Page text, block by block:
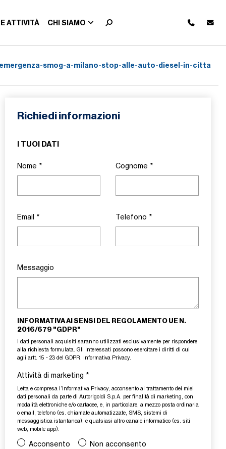
ATTIVITÀ CHI SIAMO
emergenza-smog-a-milano-stop-alle-auto-diesel-in-citta
Richiedi informazioni
I TUOI DATI
Nome * Cognome *
Email * Telefono *
Messaggio
INFORMATIVA AI SENSI DEL REGOLAMENTO UE N.
2016/679 "GDPR"
I dati personali acquisiti saranno utilizzati esclusivamente per rispondere
alla richiesta formulata. Gli Interessati possono esercitare i diritti di cui
agli artt. 15 - 23 del GDPR.
Informativa Privacy.
Attività di marketing *
Letta e compresa l’ Informativa Privacy, acconsento al trattamento dei miei
dati personali da parte di Autorigoldi S.p.A. per finalità di marketing, con
modalità elettroniche e/o cartacee, e, in particolare, a mezzo posta ordinaria
o email, telefono (es. chiamate automatizzate, SMS, sistemi di
messaggistica istantanea), e qualsiasi altro canale informatico (es. siti
web, mobile app).
Acconsento Non acconsento